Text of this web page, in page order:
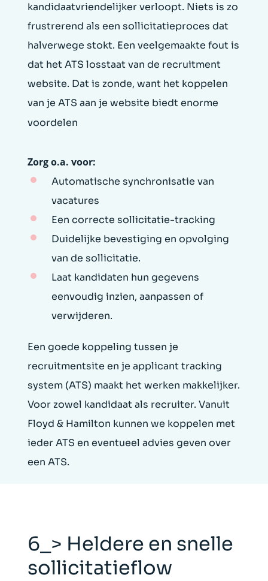
kandidaatvriendelijker verloopt. Niets is zo
frustrerend als een sollicitatieproces dat
halverwege stokt. Een veelgemaakte fout is
dat het ATS losstaat van de recruitment
website. Dat is zonde, want het koppelen
van je ATS aan je website biedt enorme
voordelen
Zorg o.a. voor:
Automatische synchronisatie van
vacatures
Een correcte sollicitatie-tracking
Duidelijke bevestiging en opvolging
van de sollicitatie.
Laat kandidaten hun gegevens
eenvoudig inzien, aanpassen of
verwijderen.
Een goede koppeling tussen je
recruitmentsite en je applicant tracking
system (ATS) maakt het werken makkelijker.
Voor zowel kandidaat als recruiter. Vanuit
Floyd & Hamilton kunnen we koppelen met
ieder ATS en eventueel advies geven over
een ATS.
6_> Heldere en snelle
sollicitatieflow